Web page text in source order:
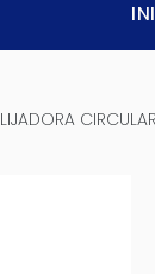
LIJADORA